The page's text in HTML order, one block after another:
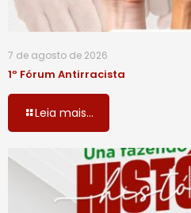
7 de agosto de 2026
1º Fórum Antirracista
Leia mais...